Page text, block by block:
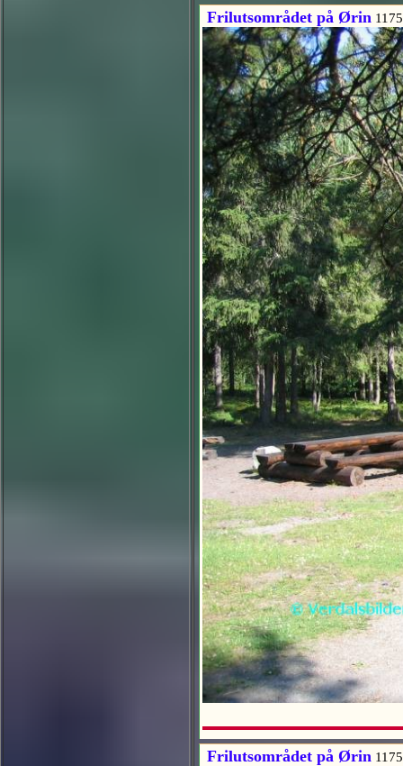
Frilutsområdet på Ørin
Frilutsområdet på Ørin